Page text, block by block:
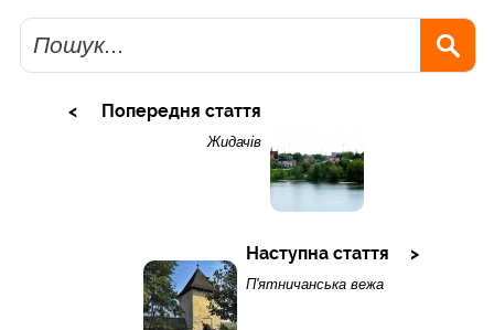
Пошук
Попередня стаття
Жидачів
Наступна стаття
П'ятничанська вежа